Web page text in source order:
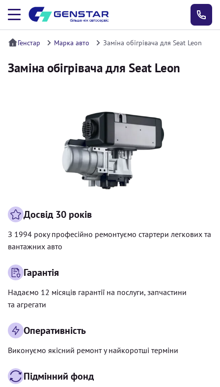
Генстар Марка авто Заміна обігрівача для Seat Leon
Заміна обігрівача для Seat Leon
Досвід 30 років
З 1994 року професійно ремонтуємо стартери легкових та
вантажних авто
Гарантія
Надаємо 12 місяців гарантії на послуги, запчастини
та агрегати
Оперативність
Виконуємо якісний ремонт у найкоротші терміни
Підмінний фонд